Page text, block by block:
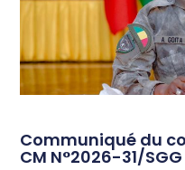
Communiqué du
CM N°2026-31/SGG